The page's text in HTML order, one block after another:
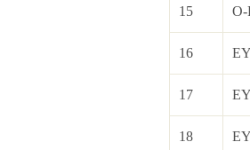
15
16
17
18